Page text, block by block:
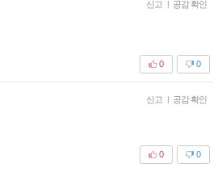
신고 | 공감 확인
0
0
신고 | 공감 확인
0
0